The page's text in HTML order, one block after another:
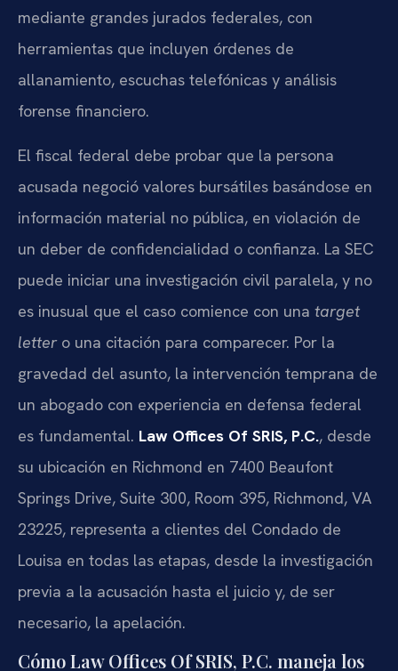
mediante grandes jurados federales, con
herramientas que incluyen órdenes de
allanamiento, escuchas telefónicas y análisis
forense financiero.
El fiscal federal debe probar que la persona
acusada negoció valores bursátiles basándose en
información material no pública, en violación de
un deber de confidencialidad o confianza. La SEC
puede iniciar una investigación civil paralela, y no
es inusual que el caso comience con una target
lettero una citación para comparecer. Por la
gravedad del asunto, la intervención temprana de
un abogado con experiencia en defensa federal
es fundamental. Law Offices Of SRIS, P.C., desde
su ubicación en Richmond en 7400 Beaufont
Springs Drive, Suite 300, Room 395, Richmond, VA
23225, representa a clientes del Condado de
Louisa en todas las etapas, desde la investigación
previa a la acusación hasta el juicio y, de ser
necesario, la apelación.
Cómo Law Offices Of SRIS, P.C. maneja los